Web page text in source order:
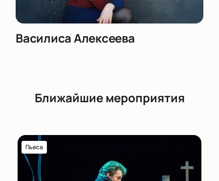
Василиса Алексеева
Ближайшие мероприятия
Пьеса